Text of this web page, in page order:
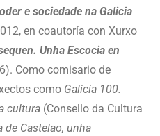
e sociedade na Galicia
en coautoría con Xurxo
Unha Escocia en
Como comisario de
como Galicia 100.
cultura (Consello da Cultura
de Castelao, unha